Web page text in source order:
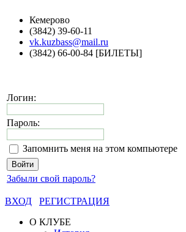
Кемерово
(3842) 39-60-11
vk.kuzbass@mail.ru
(3842) 66-00-84 [БИЛЕТЫ]
Логин:
Пароль:
Запомнить меня на этом компьютере
Забыли свой пароль?
ВХОД
РЕГИСТРАЦИЯ
О КЛУБЕ